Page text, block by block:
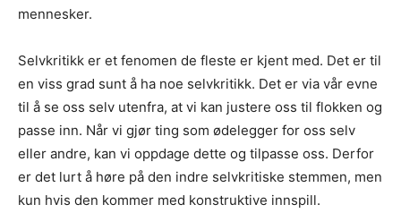
mennesker.
Selvkritikk er et fenomen de fleste er kjent med. Det er til
en viss grad sunt å ha noe selvkritikk. Det er via vår evne
til å se oss selv utenfra, at vi kan justere oss til flokken og
passe inn. Når vi gjør ting som ødelegger for oss selv
eller andre, kan vi oppdage dette og tilpasse oss. Derfor
er det lurt å høre på den indre selvkritiske stemmen, men
kun hvis den kommer med konstruktive innspill.